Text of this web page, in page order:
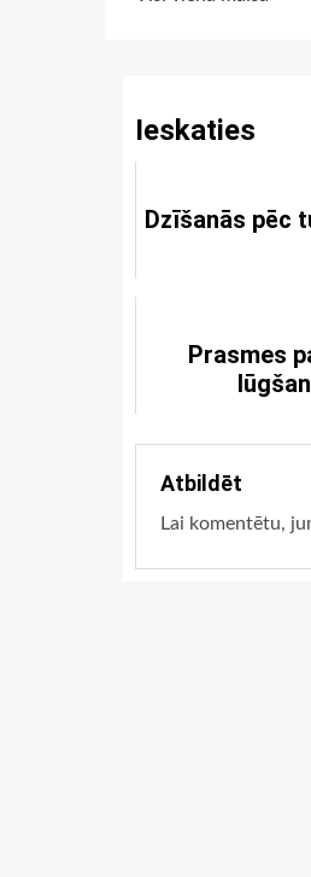
Ieskaties
Dzīšanās pēc
Prasmes
Atbildēt
Lai komentētu,